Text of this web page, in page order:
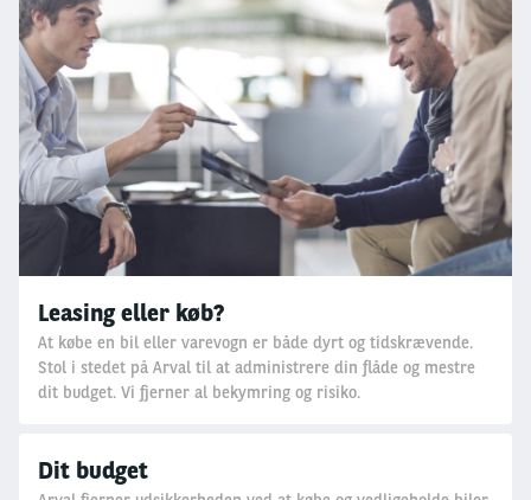
Leasing eller køb?
At købe en bil eller varevogn er både dyrt og tidskrævende.
Stol i stedet på Arval til at administrere din flåde og mestre
dit budget. Vi fjerner al bekymring og risiko.
Dit budget